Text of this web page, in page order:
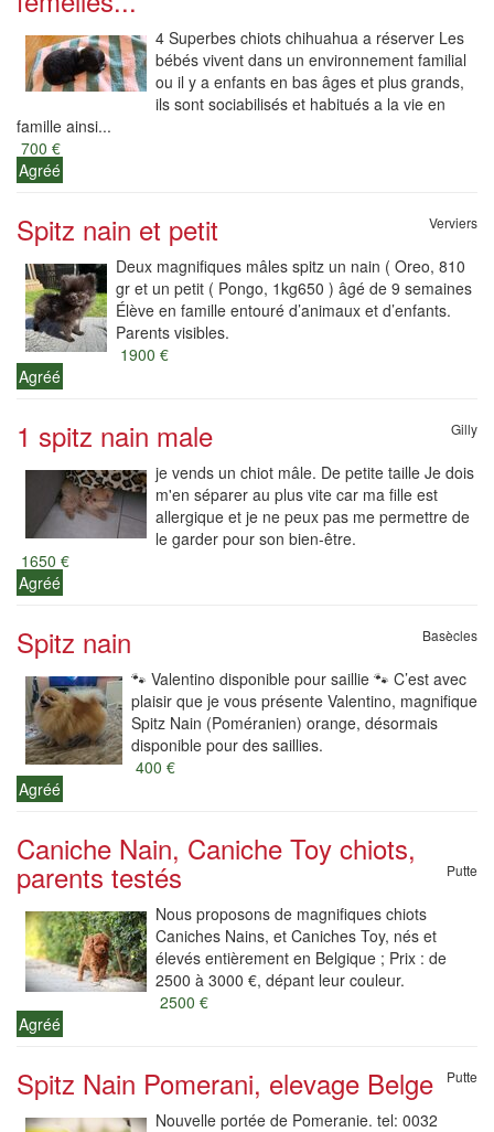
4 Superbes chiots chihuahua a réserver Les
bébés vivent dans un environnement familial
ou il y a enfants en bas âges et plus grands,
ils sont sociabilisés et habitués a la vie en
famille ainsi...
700 €
Agréé
Spitz nain et petit Verviers
Deux magnifiques mâles spitz un nain ( Oreo, 810
gr et un petit ( Pongo, 1kg650 ) âgé de 9 semaines
Élève en famille entouré d’animaux et d’enfants.
Parents visibles.
1900 €
Agréé
1 spitz nain male Gilly
je vends un chiot mâle. De petite taille Je dois
m'en séparer au plus vite car ma fille est
allergique et je ne peux pas me permettre de
le garder pour son bien-être.
1650 €
Agréé
Spitz nain Basècles
🐾 Valentino disponible pour saillie 🐾 C’est avec
plaisir que je vous présente Valentino, magnifique
Spitz Nain (Poméranien) orange, désormais
disponible pour des saillies.
400 €
Agréé
Caniche Nain, Caniche Toy chiots,
parents testés Putte
Nous proposons de magnifiques chiots
Caniches Nains, et Caniches Toy, nés et
élevés entièrement en Belgique ; Prix : de
2500 à 3000 €, dépant leur couleur.
2500 €
Agréé
Spitz Nain Pomerani, elevage Belge Putte
Nouvelle portée de Pomeranie. tel: 0032